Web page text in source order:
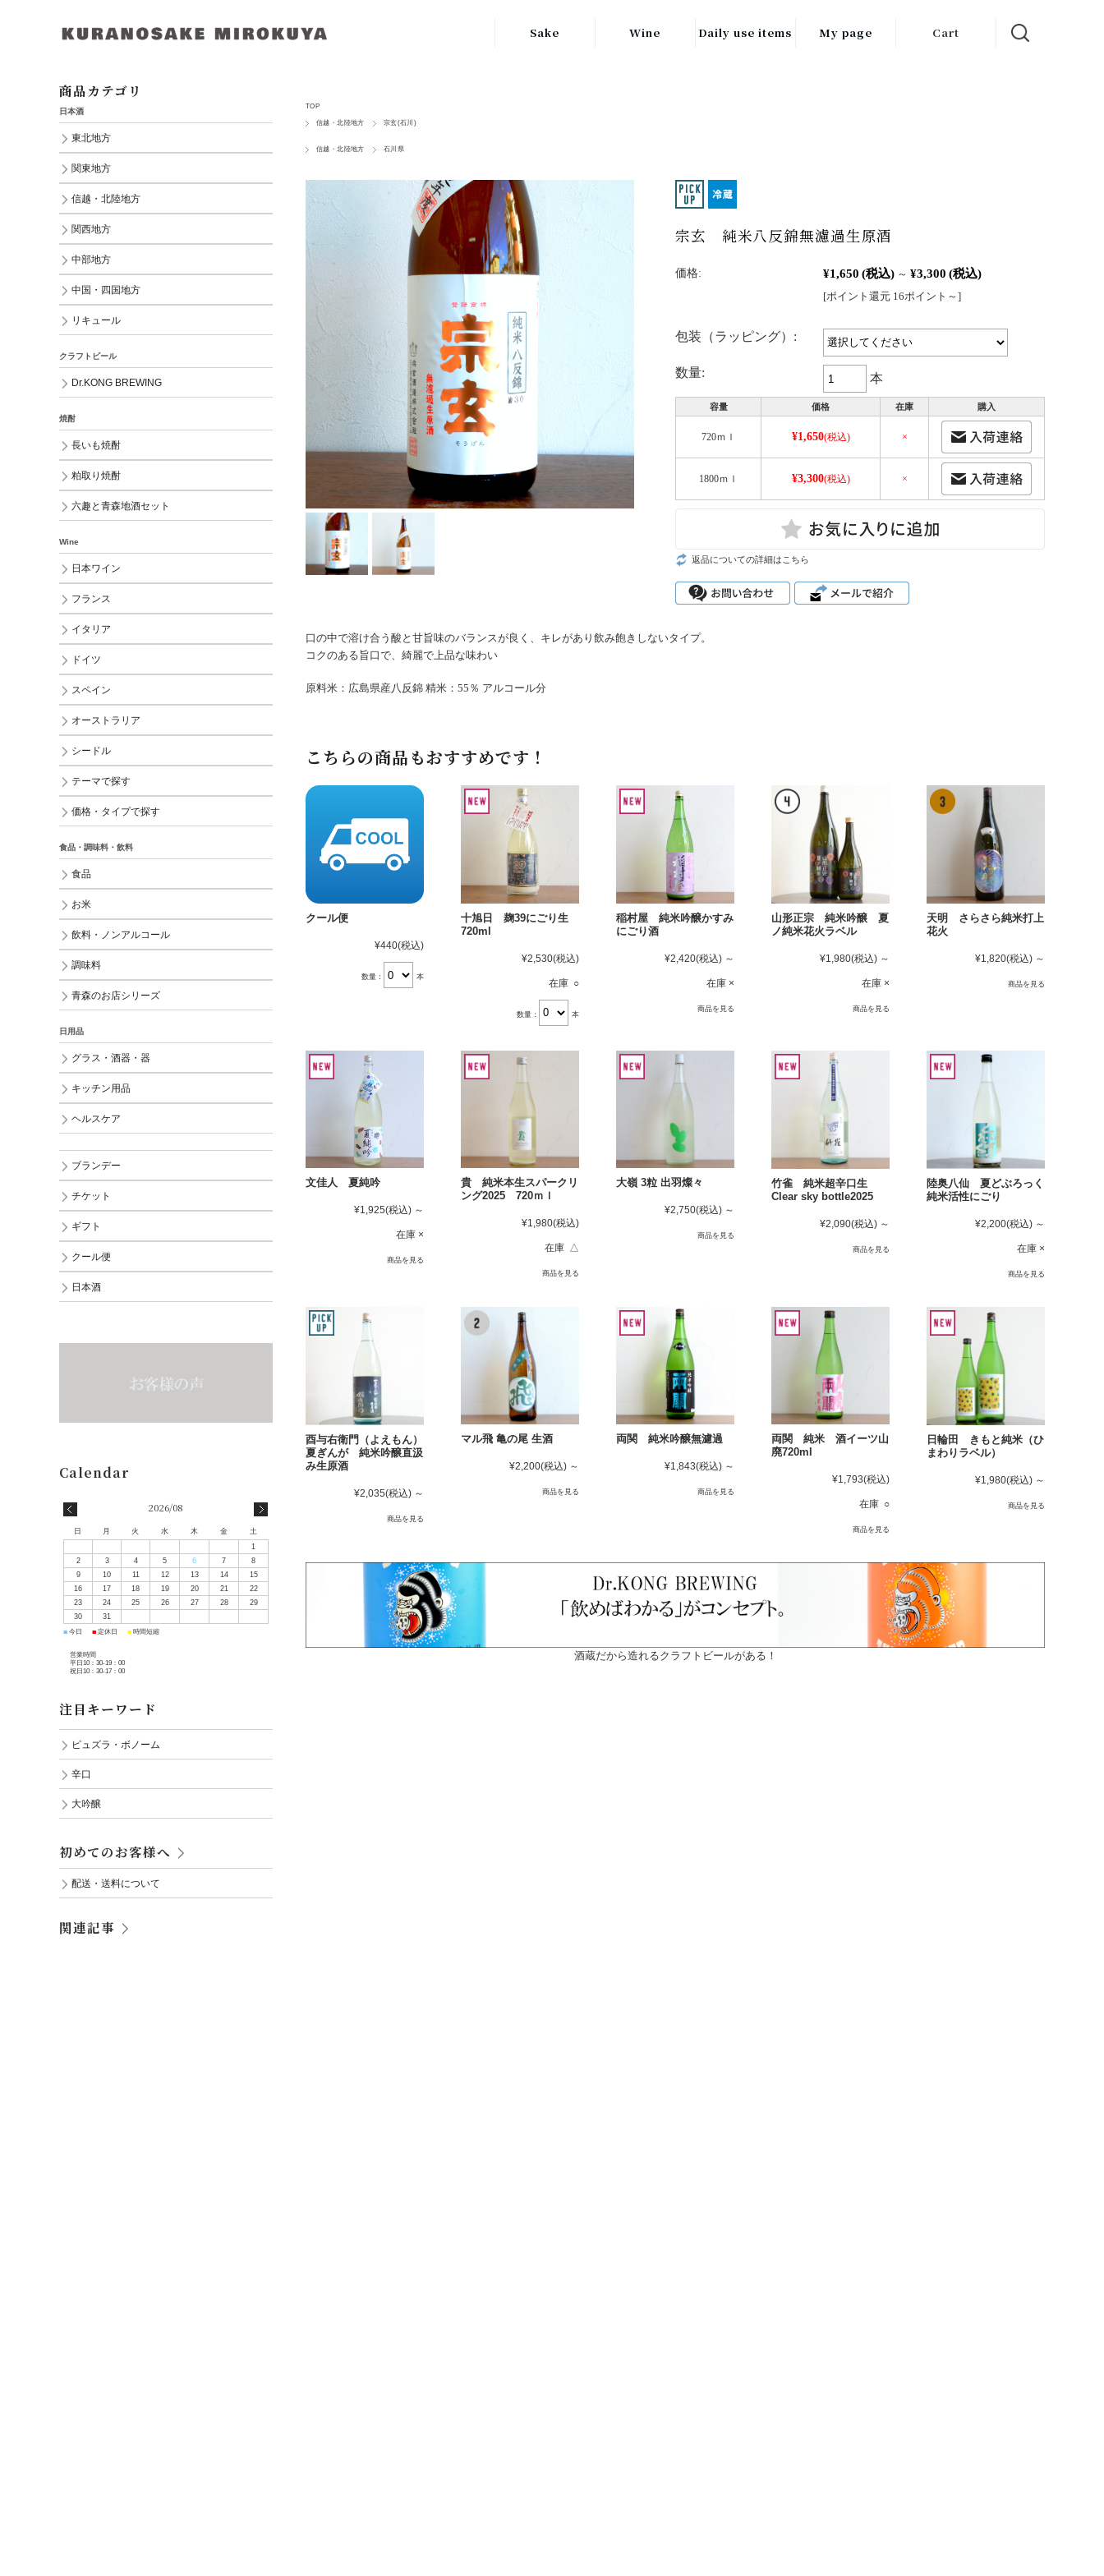
Sake
関西の地酒
中部地方の地酒
中国・四国地方
の地酒
Wine
ITALY
GERMANY
ドイツ
Daily use items
キッチン用品
器
My page Cart
TOP
信越・北陸地方 宗玄(石川)
信越・北陸地方 石川県
宗玄 純米八反錦無濾過生原酒
価格: ¥1,650 (税込) ～ ¥3,300 (税込)
[ポイント還元 16ポイント～]
包装（ラッピング）:
数量: 本
容量 価格 在庫 購入
720ｍｌ ¥1,650(税込) ×
1800ｍｌ ¥3,300(税込) ×
返品についての詳細はこちら
口の中で溶け合う酸と甘旨味のバランスが良く、キレがあり飲み飽きしないタイプ。
コクのある旨口で、綺麗で上品な味わい
原料米：広島県産八反錦 精米：55％ アルコール分
こちらの商品もおすすめです！
クール便
¥440(税込)
数量： 本
十旭日 麹39にごり生
720ml
¥2,530(税込)
在庫 ○
数量： 本
稲村屋 純米吟醸かすみ
にごり酒
¥2,420(税込) ～
在庫 ×
商品を見る
山形正宗 純米吟醸 夏
ノ純米花火ラベル
¥1,980(税込) ～
在庫 ×
商品を見る
天明 さらさら純米打上
花火
¥1,820(税込) ～
商品を見る
文佳人 夏純吟
¥1,925(税込) ～
在庫 ×
商品を見る
貴 純米本生スパークリ
ング2025 720ｍｌ
¥1,980(税込)
在庫 △
商品を見る
大嶺 3粒 出羽燦々
¥2,750(税込) ～
商品を見る
竹雀 純米超辛口生
Clear sky bottle2025
¥2,090(税込) ～
商品を見る
陸奥八仙 夏どぶろっく
純米活性にごり
¥2,200(税込) ～
在庫 ×
商品を見る
酉与右衛門（よえもん）
夏ぎんが 純米吟醸直汲
み生原酒
¥2,035(税込) ～
商品を見る
マル飛 亀の尾 生酒
¥2,200(税込) ～
商品を見る
両関 純米吟醸無濾過
¥1,843(税込) ～
商品を見る
両関 純米 酒イーツ山
廃720ml
¥1,793(税込)
在庫 ○
商品を見る
日輪田 きもと純米（ひ
まわりラベル）
¥1,980(税込) ～
商品を見る
酒蔵だから造れるクラフトビールがある！
商品カテゴリ
日本酒
東北地方
関東地方
信越・北陸地方
関西地方
中部地方
中国・四国地方
リキュール
クラフトビール
Dr.KONG BREWING
焼酎
長いも焼酎
粕取り焼酎
六趣と青森地酒セット
Wine
日本ワイン
フランス
イタリア
ドイツ
スペイン
オーストラリア
シードル
テーマで探す
価格・タイプで探す
食品・調味料・飲料
食品
お米
飲料・ノンアルコール
調味料
青森のお店シリーズ
日用品
グラス・酒器・器
キッチン用品
ヘルスケア
ブランデー
チケット
ギフト
クール便
日本酒
2026/08
日 月 火 水 木 金
土
1
2
3 4 5 6 7
8
9
10 11 12 13 14
15
16
17 18 19 20 21
22
23
24 25 26 27 28
29
30
31
■ 今日 ■ 定休日 ■ 時間短縮
営業時間
平日10：30-19：00
祝日10：30-17：00
注目キーワード
ピュズラ・ボノーム
辛口
大吟醸
初めてのお客様へ
配送・送料について
関連記事